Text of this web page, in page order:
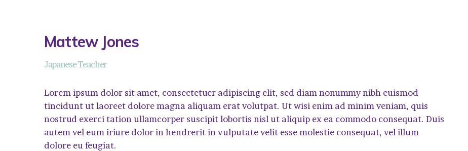
Mattew Jones
Japanese Teacher
Lorem ipsum dolor sit amet, consectetuer adipiscing elit, sed diam nonummy nibh euismod
tincidunt ut laoreet dolore magna aliquam erat volutpat. Ut wisi enim ad minim veniam, quis
nostrud exerci tation ullamcorper suscipit lobortis nisl ut aliquip ex ea commodo consequat. Duis
autem vel eum iriure dolor in hendrerit in vulputate velit esse molestie consequat, vel illum
dolore eu feugiat.